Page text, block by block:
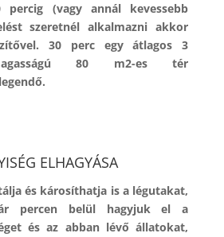
percig (vagy annál kevessebb
szeretnél alkalmazni akkor
30 perc egy átlagos 3
80 m2-es tér
ELHAGYÁSA
és károsíthatja is a légutakat,
percen belül hagyjuk el a
és az abban lévő állatokat,